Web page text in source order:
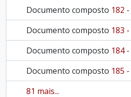
Documento composto 182 -
Documento composto 183 -
Documento composto 184 -
Documento composto 185 -
81 mais...